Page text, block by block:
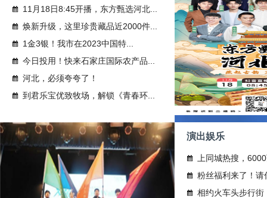
11月18日8:45开播，东方甄选河北...
焕新升级，这里珍贵藏品近2000件...
1金3银！我市​在2023中国特...
今日投用！快来石家庄国际农产品...
河北，必须夸夸了！
到君乐宝优致牧场，解锁《青春环...
演出娱乐
上同城热搜，
粉丝福利来了！请
相约火车头步行